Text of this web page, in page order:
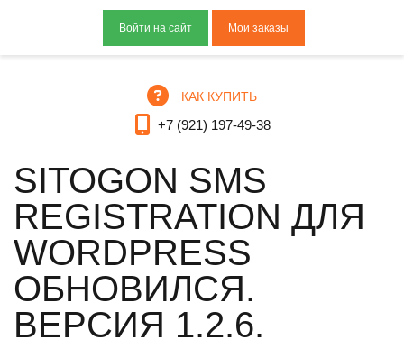
Мои заказы
КАК КУПИТЬ
+7 (921) 197-49-38
SITOGON SMS
REGISTRATION ДЛЯ
WORDPRESS
ОБНОВИЛСЯ.
ВЕРСИЯ 1.2.6.